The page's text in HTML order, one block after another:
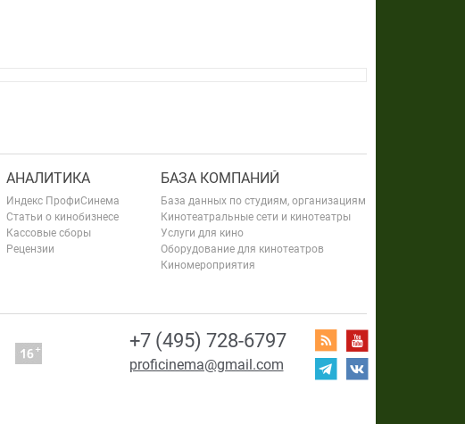
АНАЛИТИКА
Индекс ПрофиСинема
Статьи о кинобизнесе
Кассовые сборы
Рецензии
БАЗА КОМПАНИЙ
База данных по студиям, организациям
Кинотеатральные сети и кинотеатры
Услуги для кино
Оборудование для кинотеатров
Киномероприятия
+7 (495) 728-6797
proficinema@gmail.com